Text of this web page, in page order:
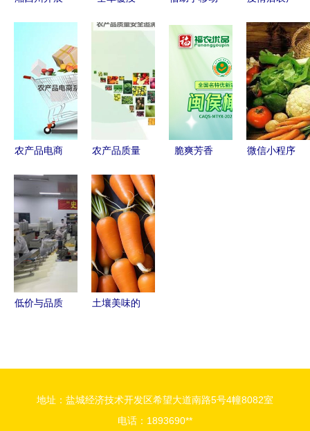
众“舌尖上
的安全”
后真相
靠农创帮助
乡亲们找线
索去!？帮
你看着链接
机遇与六道
难关
农产品电商
端客户，破
局传统销售
难题
农产品质量
全国统一追
溯体系助
力“舌尖上
的安全”
脆爽芳香
微信小程序
低价与品质
农产品引领
土壤美味的
地址：盐城经济技术开发区希望大道南路5号4幢8082室
电话：1893690**